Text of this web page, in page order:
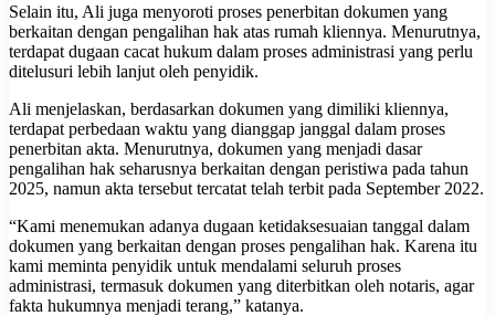
Selain itu, Ali juga menyoroti proses penerbitan dokumen yang
berkaitan dengan pengalihan hak atas rumah kliennya. Menurutnya,
terdapat dugaan cacat hukum dalam proses administrasi yang perlu
ditelusuri lebih lanjut oleh penyidik.
Ali menjelaskan, berdasarkan dokumen yang dimiliki kliennya,
terdapat perbedaan waktu yang dianggap janggal dalam proses
penerbitan akta. Menurutnya, dokumen yang menjadi dasar
pengalihan hak seharusnya berkaitan dengan peristiwa pada tahun
2025, namun akta tersebut tercatat telah terbit pada September 2022.
“Kami menemukan adanya dugaan ketidaksesuaian tanggal dalam
dokumen yang berkaitan dengan proses pengalihan hak. Karena itu
kami meminta penyidik untuk mendalami seluruh proses
administrasi, termasuk dokumen yang diterbitkan oleh notaris, agar
fakta hukumnya menjadi terang,” katanya.